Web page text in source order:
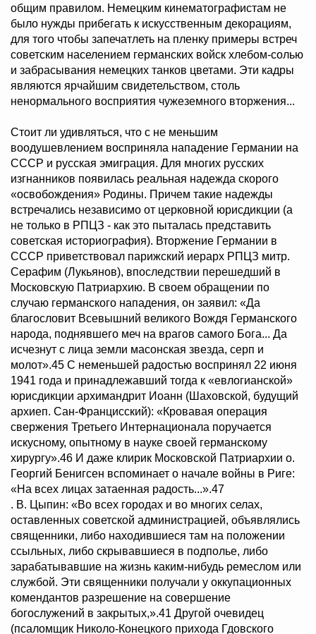
общим правилом. Немецким кинематографистам не
было нужды прибегать к искусственным декорациям,
для того чтобы запечатлеть на пленку примеры встреч
советским населением германских войск хлебом-солью
и забрасывания немецких танков цветами. Эти кадры
являются ярчайшим свидетельством, столь
ненормального восприятия чужеземного вторжения...
Стоит ли удивляться, что с не меньшим
воодушевлением восприняла нападение Германии на
СССР и русская эмиграция. Для многих русских
изгнанников появилась реальная надежда скорого
«освобождения» Родины. Причем такие надежды
встречались независимо от церковной юрисдикции (а
не только в РПЦЗ - как это пыталась представить
советская историография). Вторжение Германии в
СССР приветствовал парижский иерарх РПЦЗ митр.
Серафим (Лукьянов), впоследствии перешедший в
Московскую Патриархию. В своем обращении по
случаю германского нападения, он заявил: «Да
благословит Всевышний великого Вождя Германского
народа, поднявшего меч на врагов самого Бога... Да
исчезнут с лица земли масонская звезда, серп и
молот».45 С неменьшей радостью воспринял 22 июня
1941 года и принадлежавший тогда к «евлогианской»
юрисдикции архимандрит Иоанн (Шаховской, будущий
архиеп. Сан-Францисский): «Кровавая операция
свержения Третьего Интернационала поручается
искусному, опытному в науке своей германскому
хирургу».46 И даже клирик Московской Патриархии о.
Георгий Бенигсен вспоминает о начале войны в Риге:
«На всех лицах затаенная радость...».47
. В. Цыпин: «Во всех городах и во многих селах,
оставленных советской администрацией, объявлялись
священники, либо находившиеся там на положении
ссыльных, либо скрывавшиеся в подполье, либо
зарабатывавшие на жизнь каким-нибудь ремеслом или
службой. Эти священники получали у оккупационных
комендантов разрешение на совершение
богослужений в закрытых,».41 Другой очевидец
(псаломщик Николо-Конецкого прихода Гдовского